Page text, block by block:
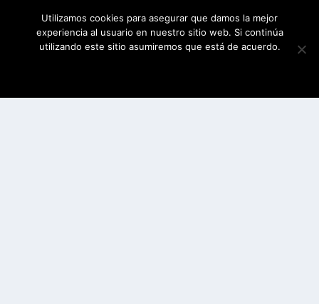
Utilizamos cookies para asegurar que damos la mejor
experiencia al usuario en nuestro sitio web. Si continúa
utilizando este sitio asumiremos que está de acuerdo.